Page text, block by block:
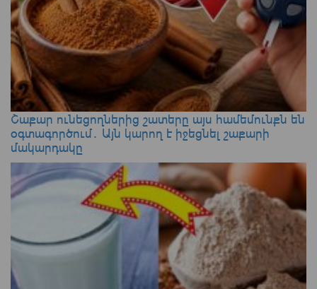
Շաքար ունեցողներից շատերը այս համեմունքն են
օգտագործում․ Այն կարող է իջեցնել շաքարի
մակարդակը